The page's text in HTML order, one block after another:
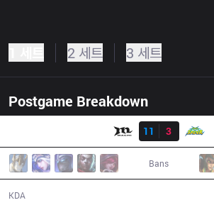
2 세트 3 세트
Postgame Breakdown
11
3
Bans
KDA